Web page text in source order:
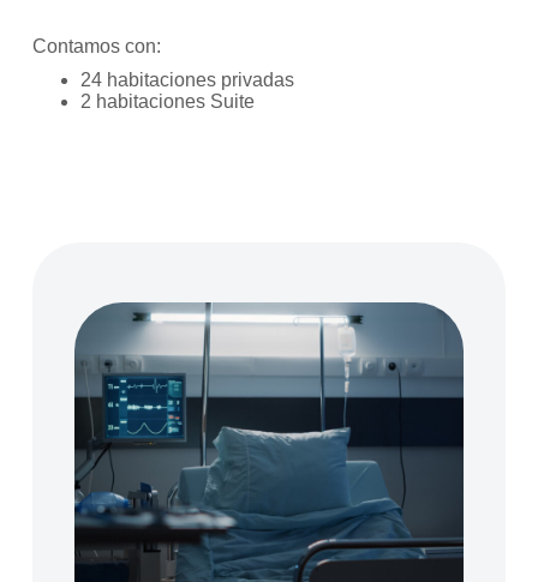
Contamos con:
24 habitaciones privadas
2 habitaciones Suite